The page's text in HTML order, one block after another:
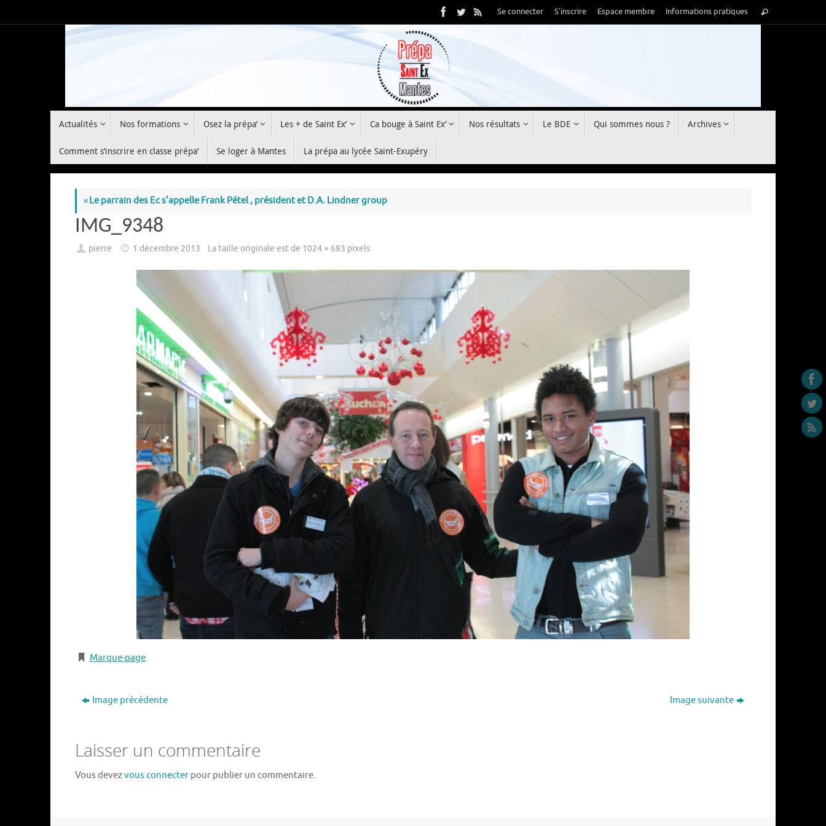
au
Se connecter S’inscrire Espace membre Informations pratiques
pour
Rechercher
Actualités Nos formations Osez la prépa’ Les + de Saint Ex’ Ca bouge à Saint Ex’ Nos résultats Le BDE Qui sommes nous ? Archives
Comment s’inscrire en classe prépa’ Se loger à Mantes La prépa au lycée Saint-Exupéry
«Le parrain des Ec s’appelle Frank Pétel , président et D.A. Lindner group
IMG_9348
pierre 1 décembre 2013 La taille originale est de 1024 × 683 pixels
Marque-page.
Image précédente Image suivante
Laisser un commentaire
Vous devezvous connecter pour publier un commentaire.